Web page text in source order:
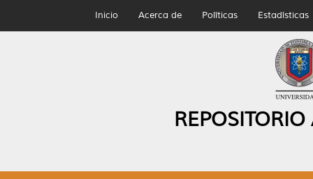
Inicio Acerca de Políticas Estadísticas